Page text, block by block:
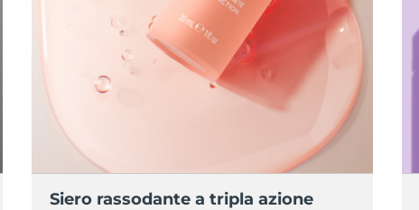
Siero rassodante a tripla azione